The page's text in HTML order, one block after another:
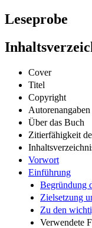
Leseprobe
Cover
Titel
Copyright
Autorenangaben
Über das Buch
Zitierfähigkeit
Vorwort
Einführung
Begründung
Zielsetzung
Zu den
Verwendete